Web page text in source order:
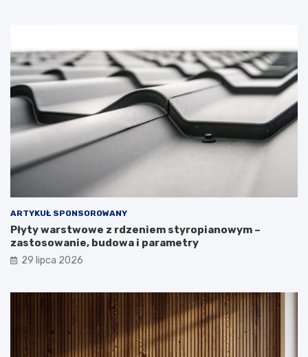
ARTYKUŁ SPONSOROWANY
Płyty warstwowe z rdzeniem styropianowym –
zastosowanie, budowa i parametry
29 lipca 2026